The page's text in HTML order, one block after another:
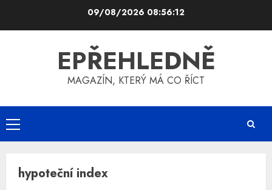
09/08/2026 08:56:12
EPŘEHLEDNĚ
MAGAZÍN, KTERÝ MÁ CO ŘÍCT
Primary
Menu
hypoteční index